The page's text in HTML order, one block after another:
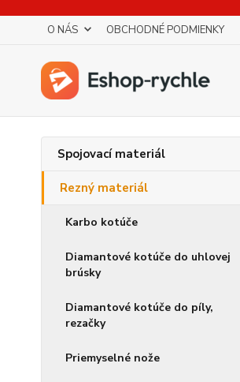
O NÁS OBCHODNÉ PODMIENKY
Spojovací materiál
Rezný materiál
Karbo kotúče
Diamantové kotúče do uhlovej
brúsky
Diamantové kotúče do píly,
rezačky
Priemyselné nože